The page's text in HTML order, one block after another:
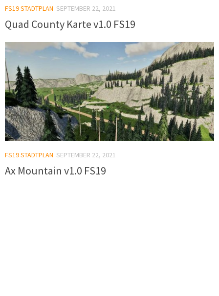
FS19 STADTPLAN SEPTEMBER 22, 2021
Quad County Karte v1.0 FS19
FS19 STADTPLAN SEPTEMBER 22, 2021
Ax Mountain v1.0 FS19